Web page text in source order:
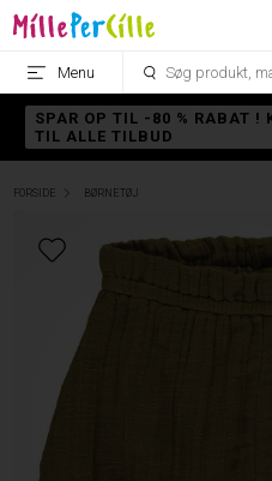
Menu
SPAR OP TIL -80 % RABAT !
TIL ALLE TILBUD
FORSIDE BØRNETØJ